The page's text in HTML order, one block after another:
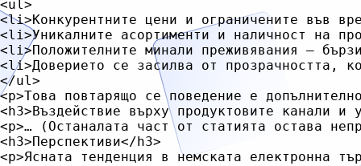
<ul>
<li>Конкурентните цени и ограничените във
<li>Уникалните асортименти и наличност на
<li>Положителните минали преживявания –
<li>Доверието се засилва от прозрачността,
</ul>
<p>Това повтарящо се поведение е
<h3>Въздействие върху продуктовите канали и
<p>… (Останалата част от статията остава
<h3>Перспективи</h3>
<p>Ясната тенденция в немската електронна